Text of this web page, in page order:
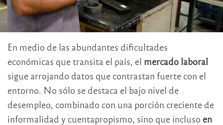
En medio de las abundantes dificultades
económicas que transita el país, el mercado laboral
sigue arrojando datos que contrastan fuerte con el
entorno. No sólo se destaca el bajo nivel de
desempleo, combinado con una porción creciente de
informalidad y cuentapropismo, sino que incluso en